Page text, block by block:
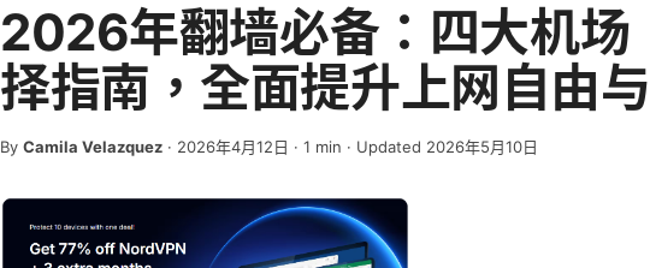
2026年翻墙必备：四大机场
择指南，全面提升上网自由
By Camila Velazquez · 2026年4月12日 · 1 min · Updated 2026年5月10日